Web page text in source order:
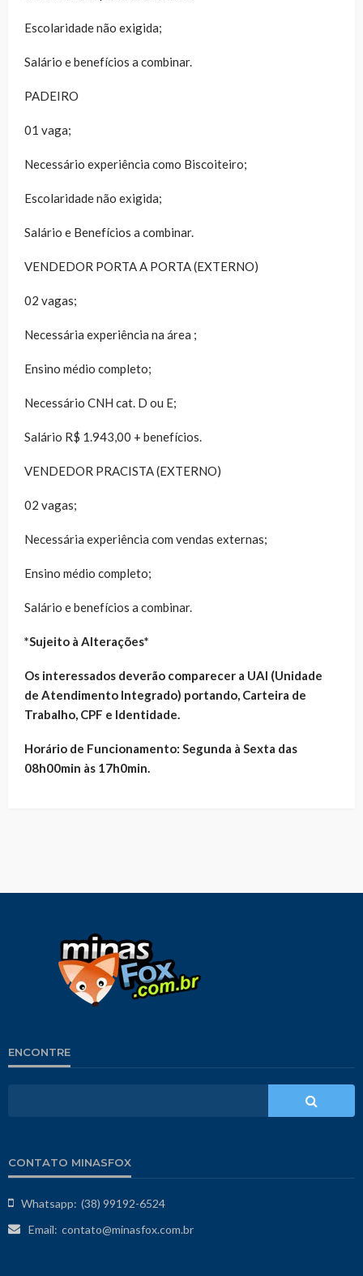
Escolaridade não exigida;
Salário e benefícios a combinar.
PADEIRO
01 vaga;
Necessário experiência como Biscoiteiro;
Escolaridade não exigida;
Salário e Benefícios a combinar.
VENDEDOR PORTA A PORTA (EXTERNO)
02 vagas;
Necessária experiência na área ;
Ensino médio completo;
Necessário CNH cat. D ou E;
Salário R$ 1.943,00 + benefícios.
VENDEDOR PRACISTA (EXTERNO)
02 vagas;
Necessária experiência com vendas externas;
Ensino médio completo;
Salário e benefícios a combinar.
*Sujeito à Alterações*
Os interessados deverão comparecer a UAI (Unidade
de Atendimento Integrado) portando, Carteira de
Trabalho, CPF e Identidade.
Horário de Funcionamento: Segunda à Sexta das
08h00min às 17h0min.
ENCONTRE
CONTATO MINASFOX
Whatsapp: (38) 99192-6524
Email: contato@minasfox.com.br